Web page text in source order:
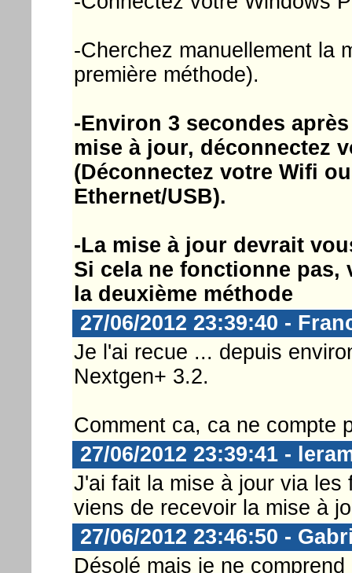
-Cherchez manuellement la
première méthode).
-Environ 3 secondes
mise à jour, déconnectez
(Déconnectez votre Wifi
Ethernet/USB).
-La mise à jour devrait
Si cela ne fonctionne
la deuxième méthode
27/06/2012 23:39:40 -
Je l'ai recue ... depuis
Nextgen+ 3.2.
Comment ca, ca ne compte
27/06/2012 23:39:41 -
J'ai fait la mise à jour via
viens de recevoir la mise à
27/06/2012 23:46:50 -
Désolé mais je ne